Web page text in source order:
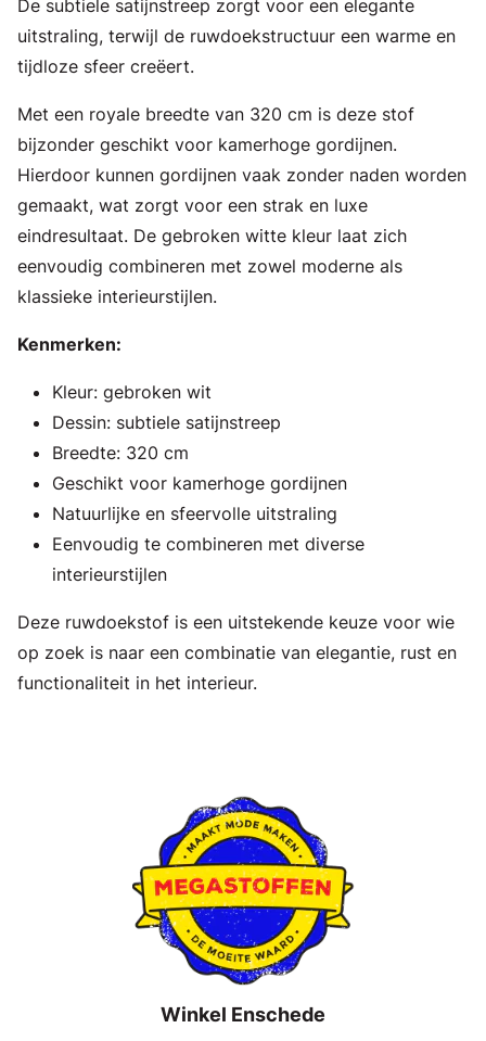
De subtiele satijnstreep zorgt voor een elegante
uitstraling, terwijl de ruwdoekstructuur een warme en
tijdloze sfeer creëert.
Met een royale breedte van 320 cm is deze stof
bijzonder geschikt voor kamerhoge gordijnen.
Hierdoor kunnen gordijnen vaak zonder naden worden
gemaakt, wat zorgt voor een strak en luxe
eindresultaat. De gebroken witte kleur laat zich
eenvoudig combineren met zowel moderne als
klassieke interieurstijlen.
Kenmerken:
Kleur: gebroken wit
Dessin: subtiele satijnstreep
Breedte: 320 cm
Geschikt voor kamerhoge gordijnen
Natuurlijke en sfeervolle uitstraling
Eenvoudig te combineren met diverse
interieurstijlen
Deze ruwdoekstof is een uitstekende keuze voor wie
op zoek is naar een combinatie van elegantie, rust en
functionaliteit in het interieur.
Winkel Enschede